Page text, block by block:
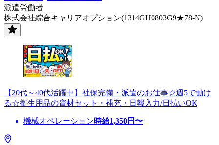
派遣労働者
株式会社綜合キャリアオプション(1314GH0803G9★78-N)
【20代～40代活躍中】社保完備・派遣のお仕事☆週5で働け
る☆衛生用品の資材セット・補充・日報入力/日払いOK
機械オペレーション時給1,350円〜